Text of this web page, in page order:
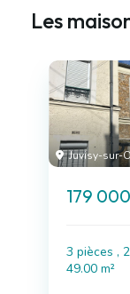
Les
Juvisy-sur-
179
3 pièces ,
49.00 m²